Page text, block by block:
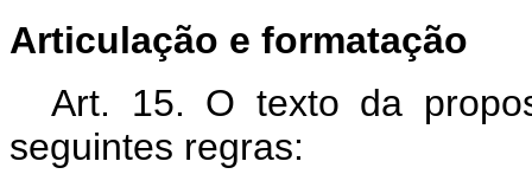
Articulação e formatação
Art. 15. O texto da
seguintes regras: